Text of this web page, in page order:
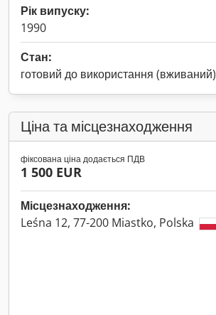
Рік випуску:
1990
Стан:
готовий до використання (вживаний)
Ціна та місцезнаходження
фіксована ціна додається ПДВ
1 500 EUR
Місцезнаходження:
Leśna 12, 77-200 Miastko, Polska